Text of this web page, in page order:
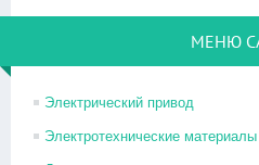
МЕНЮ
Электрический привод
Электротехнические материалы